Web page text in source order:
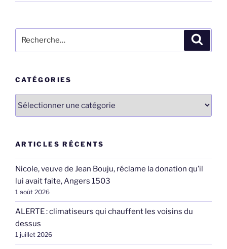
pour
CATÉGORIES
ARTICLES RÉCENTS
Nicole, veuve de Jean Bouju, réclame la donation qu’il
lui avait faite, Angers 1503
1 août 2026
ALERTE : climatiseurs qui chauffent les voisins du
dessus
1 juillet 2026